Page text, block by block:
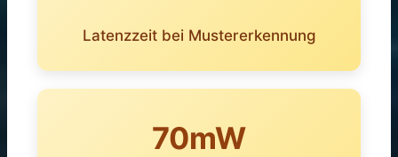
Latenzzeit bei Mustererkennung
70mW